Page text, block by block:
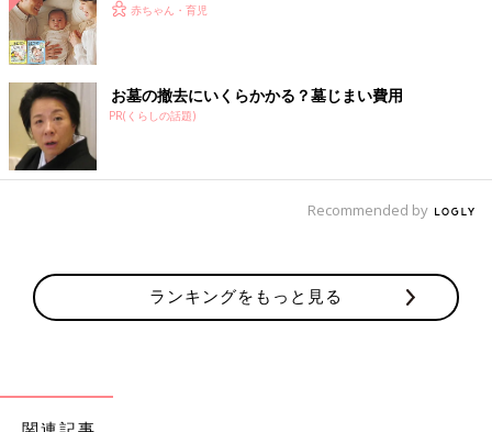
赤ちゃん・育児
お墓の撤去にいくらかかる？墓じまい費用
PR(くらしの話題)
Recommended by
ランキングをもっと見る